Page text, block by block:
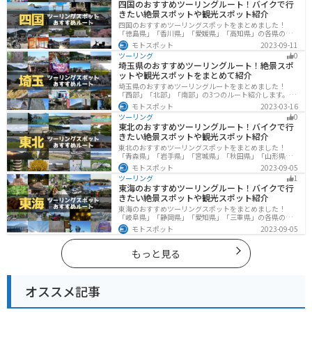
四国のおすすめツーリングルート！バイクで行
きたい絶景スポットや観光スポット紹介
四国のおすすめツーリングスポットをまとめました！
「徳島県」「香川県」「愛媛県」「高知県」の各県の観
光地紹介します。自然豊かな山々や湖、温泉地が点在
し、四季折々の景色を楽しめるスポットが多数ありま
す。バイクで四国にツーリングに行く際は参考にしてく
ださい。
モトスポット
2023-09-11
ツーリング
0
埼玉県のおすすめツーリングルート！絶景スポ
ットや観光スポットをまとめて紹介
埼玉県のおすすめツーリングルートをまとめました！
「西部」「北部」「南部」の3つのルート紹介します。自
然豊かな西側と街中の東側で違った楽しみ方ができま
す。バイクで埼玉県にツーリングに行く際は参考にして
ください。
モトスポット
2023-03-16
ツーリング
0
東北のおすすめツーリングルート！バイクで行
きたい絶景スポットや観光スポット紹介
東北のおすすめツーリングスポットをまとめました！
「青森県」「岩手県」「宮城県」「秋田県」「山形県」
「福島県」の各県の観光地紹介します。自然豊かな山々
や湖、温泉地が点在し、四季折々の景色を楽しめるスポ
ットが多数あります。バイクで東北にツーリングに行く
際は参考にしてください。
モトスポット
2023-09-05
ツーリング
1
東海のおすすめツーリングルート！バイクで行
きたい絶景スポットや観光スポット紹介
東海のおすすめツーリングスポットをまとめました！
「岐阜県」「静岡県」「愛知県」「三重県」の各県の観
光地紹介します。自然豊かな山々や湖、温泉地が点在
し、四季折々の景色を楽しめるスポットが多数ありま
す。バイクで東海にツーリングに行く際は参考にしてく
ださい。
モトスポット 2023-09-05
もっと見る
オススメ記事